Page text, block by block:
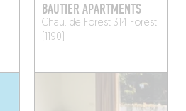
BAUTIER APARTMENTS
Chau. de Forest 314 Forest
(1190)